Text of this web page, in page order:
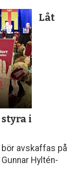
Låt
i
avskaffas på
Hyltén-